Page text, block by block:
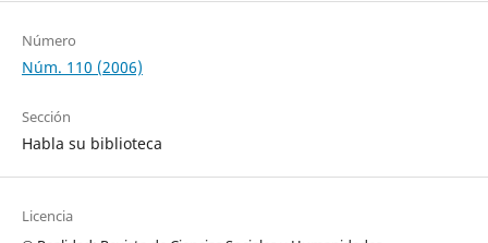
Número
Núm. 110 (2006)
Sección
Habla su biblioteca
Licencia